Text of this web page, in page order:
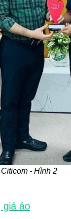
- Hình 2
giá áo